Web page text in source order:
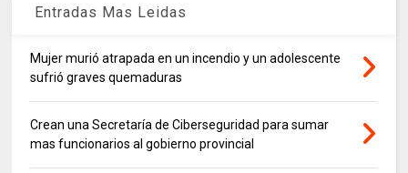
Entradas Mas Leidas
Mujer murió atrapada en un incendio y un adolescente
sufrió graves quemaduras
Crean una Secretaría de Ciberseguridad para sumar
mas funcionarios al gobierno provincial